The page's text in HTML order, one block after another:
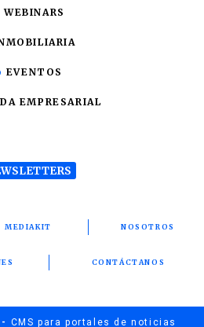
WEBINARS
EVENTOS
EMPRESARIAL
MEDIAKIT NOSOTROS
CONTÁCTANOS
CMS para portales de noticias